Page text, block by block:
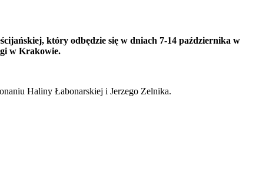
który odbędzie się w dniach 7-14 października w
w Krakowie.
Haliny Łabonarskiej i Jerzego Zelnika.